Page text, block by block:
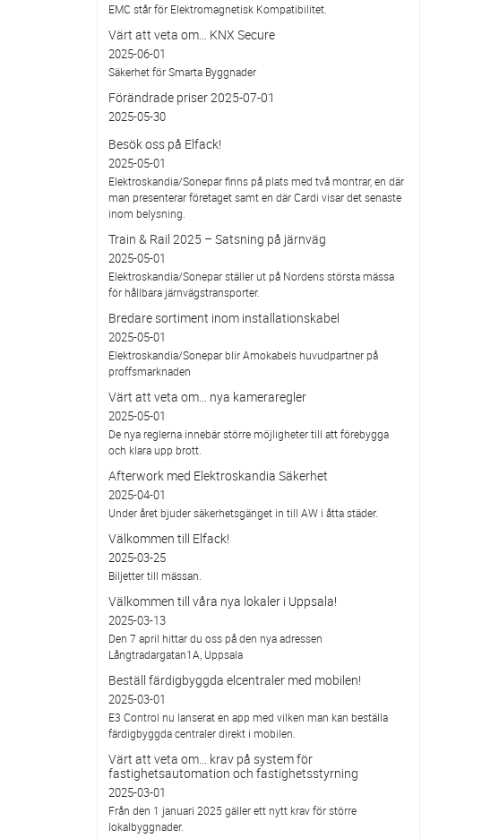
EMC står för Elektromagnetisk Kompatibilitet.
Värt att veta om… KNX Secure
2025-06-01
Säkerhet för Smarta Byggnader
Förändrade priser 2025-07-01
2025-05-30
Besök oss på Elfack!
2025-05-01
Elektroskandia/Sonepar finns på plats med två montrar, en där
man presenterar företaget samt en där Cardi visar det senaste
inom belysning.
Train & Rail 2025 – Satsning på järnväg
2025-05-01
Elektroskandia/Sonepar ställer ut på Nordens största mässa
för hållbara järnvägstransporter.
Bredare sortiment inom installationskabel
2025-05-01
Elektroskandia/Sonepar blir Amokabels huvudpartner på
proffsmarknaden
Värt att veta om... nya kameraregler
2025-05-01
De nya reglerna innebär större möjligheter till att förebygga
och klara upp brott.
Afterwork med Elektroskandia Säkerhet
2025-04-01
Under året bjuder säkerhetsgänget in till AW i åtta städer.
Välkommen till Elfack!
2025-03-25
Biljetter till mässan.
Välkommen till våra nya lokaler i Uppsala!
2025-03-13
Den 7 april hittar du oss på den nya adressen
Långtradargatan1A, Uppsala
Beställ färdigbyggda elcentraler med mobilen!
2025-03-01
E3 Control nu lanserat en app med vilken man kan beställa
färdigbyggda centraler direkt i mobilen.
Värt att veta om... krav på system för
fastighetsautomation och fastighetsstyrning
2025-03-01
Från den 1 januari 2025 gäller ett nytt krav för större
lokalbyggnader.